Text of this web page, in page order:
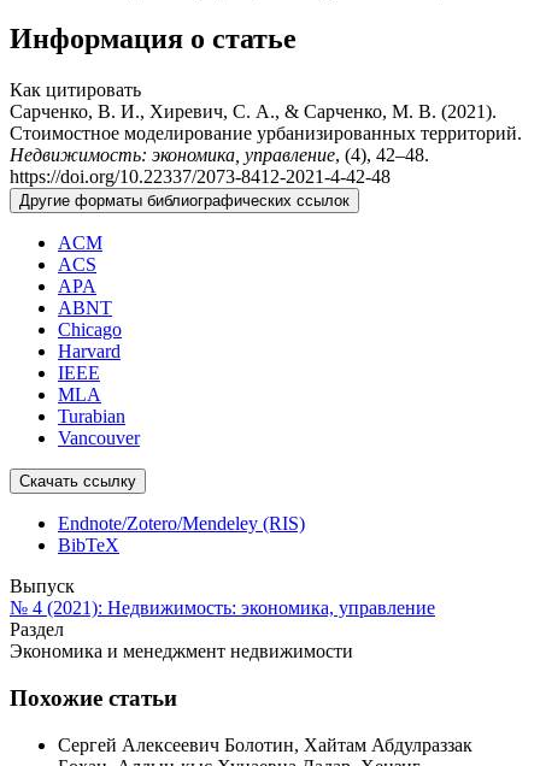
Информация о статье
Как цитировать
Сарченко, В. И., Хиревич, С. А., & Сарченко, М. В. (2021).
Стоимостное моделирование урбанизированных территорий.
Недвижимость: экономика, управление, (4), 42–48.
https://doi.org/10.22337/2073-8412-2021-4-42-48
Другие форматы библиографических ссылок
ACM
ACS
APA
ABNT
Chicago
Harvard
IEEE
MLA
Turabian
Vancouver
Скачать ссылку
Endnote/Zotero/Mendeley (RIS)
BibTeX
Выпуск
№ 4 (2021): Недвижимость: экономика, управление
Раздел
Экономика и менеджмент недвижимости
Похожие статьи
Сергей Алексеевич Болотин, Хайтам Абдулраззак